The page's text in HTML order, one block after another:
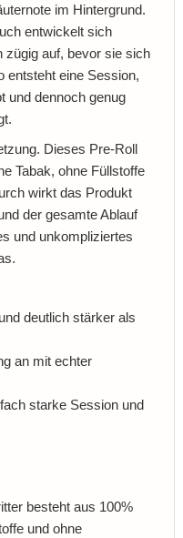
im Hintergrund.
entwickelt sich
zügig auf, bevor sie sich
entsteht eine Session,
und dennoch genug
Dieses Pre-Roll
Tabak, ohne Füllstoffe
wirkt das Produkt
der gesamte Ablauf
und unkompliziertes
deutlich stärker als
an mit echter
starke Session und
besteht aus 100%
und ohne